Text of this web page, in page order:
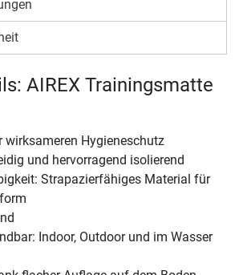
AIREX Trainingsmatte
wirksameren Hygieneschutz
und hervorragend isolierend
Strapazierfähiges Material für
Indoor, Outdoor und im Wasser